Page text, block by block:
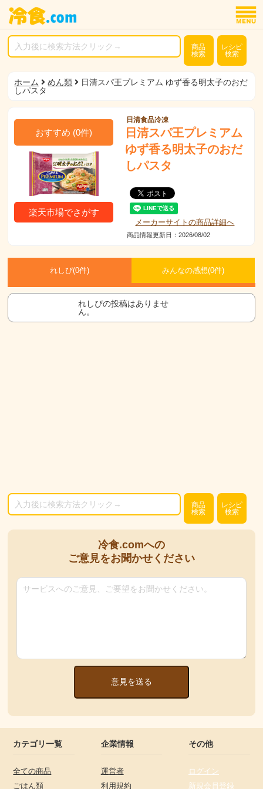
商品
検索
レシピ
検索
ホーム めん類
日清スパ王プレミアム ゆず香る明太子のおだ
しパスタ
おすすめ (0件)
楽天市場でさがす
日清食品冷凍
日清スパ王プレミアム
ゆず香る明太子のおだ
しパスタ
メーカーサイトの商品詳細へ
商品情報更新日：2026/08/02
れしぴ(0件) みんなの感想(0件)
れしぴの投稿はありませ
ん。
商品
検索
レシピ
検索
冷食.comへの
ご意見をお聞かせください
意見を送る
カテゴリ一覧
全ての商品
ごはん類
企業情報
運営者
利用規約
その他
ログイン
新規会員登録